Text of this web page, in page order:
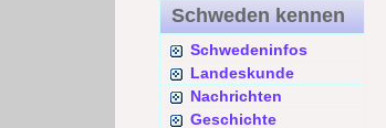
Schweden kennen
Schwedeninfos
Landeskunde
Nachrichten
Geschichte